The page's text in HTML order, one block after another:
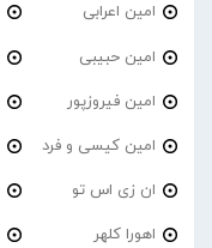
امین اعرابی
امین حبیبی
امین فیروزپور
امین کیسی و فرد
ان زی اس تو
اهورا کلهر